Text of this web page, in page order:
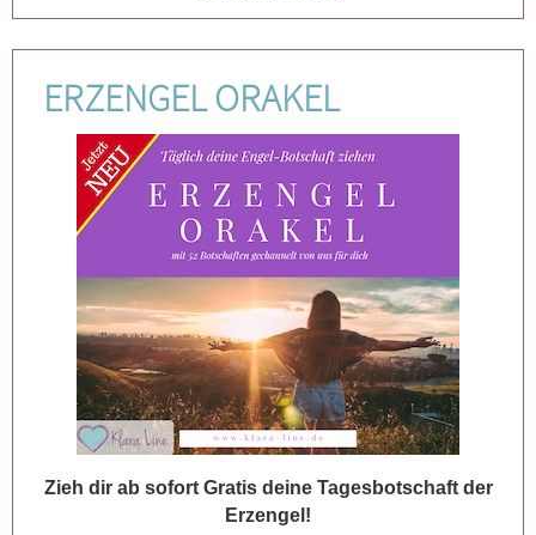
ERZENGEL ORAKEL
Zieh dir ab sofort Gratis deine Tagesbotschaft der
Erzengel!